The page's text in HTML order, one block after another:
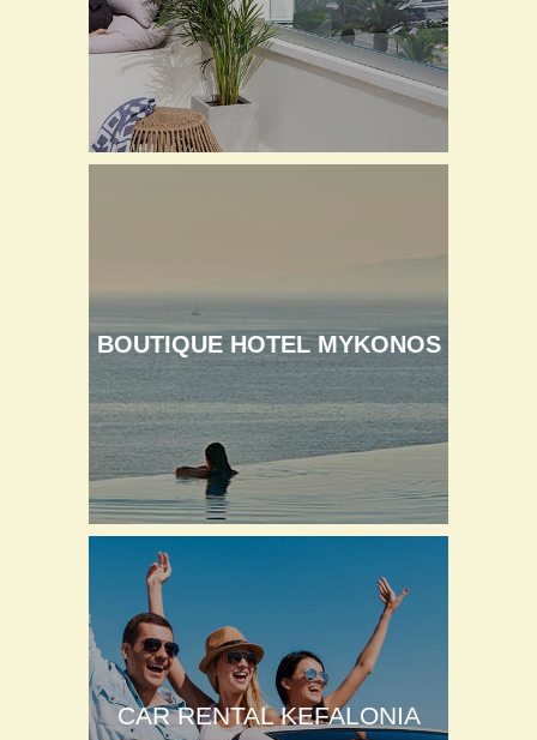
BOUTIQUE HOTEL MYKONOS
CAR RENTAL KEFALONIA